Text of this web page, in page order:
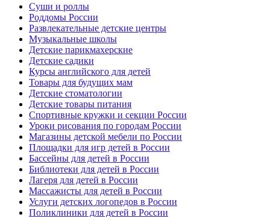
Суши и роллы
Роддомы России
Развлекательные детские центры
Музыкальные школы
Детские парикмахерские
Детские садики
Курсы английского для детей
Товары для будущих мам
Детские стоматологии
Детские товары питания
Спортивные кружки и секции России
Уроки рисования по городам России
Магазины детской мебели по России
Площадки для игр детей в России
Бассейны для детей в России
Библиотеки для детей в России
Лагеря для детей в России
Массажисты для детей в России
Услуги детских логопедов в России
Поликлиники для детей в России